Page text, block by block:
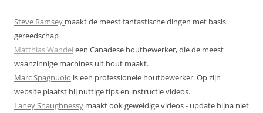
Steve Ramsey maakt de meest fantastische dingen met basis
gereedschap
Matthias Wandel een Canadese houtbewerker, die de meest
waanzinnige machines uit hout maakt.
Marc Spagnuolo is een professionele houtbewerker. Op zijn
website plaatst hij nuttige tips en instructie videos.
Laney Shaughnessy maakt ook geweldige videos - update bijna niet